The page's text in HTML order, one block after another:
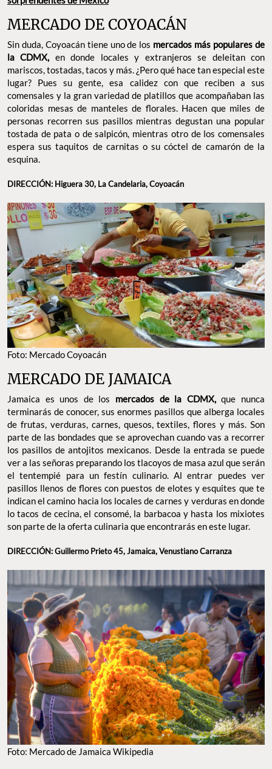
MERCADO DE COYOACÁN
Sin duda, Coyoacán tiene uno de los mercados más populares de
la CDMX, en donde locales y extranjeros se deleitan con
mariscos, tostadas, tacos y más. ¿Pero qué hace tan especial este
lugar? Pues su gente, esa calidez con que reciben a sus
comensales y la gran variedad de platillos que acompañaban las
coloridas mesas de manteles de florales. Hacen que miles de
personas recorren sus pasillos mientras degustan una popular
tostada de pata o de salpicón, mientras otro de los comensales
espera sus taquitos de carnitas o su cóctel de camarón de la
esquina.
DIRECCIÓN: Higuera 30, La Candelaria, Coyoacán
Foto: Mercado Coyoacán
MERCADO DE JAMAICA
Jamaica es unos de los mercados de la CDMX,que nunca
terminarás de conocer, sus enormes pasillos que alberga locales
de frutas, verduras, carnes, quesos, textiles, flores y más. Son
parte de las bondades que se aprovechan cuando vas a recorrer
los pasillos de antojitos mexicanos. Desde la entrada se puede
ver a las señoras preparando los tlacoyos de masa azul que serán
el tentempié para un festín culinario. Al entrar puedes ver
pasillos llenos de flores con puestos de elotes y esquites que te
indican el camino hacia los locales de carnes y verduras en donde
lo tacos de cecina, el consomé, la barbacoa y hasta los mixiotes
son parte de la oferta culinaria que encontrarás en este lugar.
DIRECCIÓN: Guillermo Prieto 45, Jamaica, Venustiano Carranza
Foto: Mercado de Jamaica Wikipedia